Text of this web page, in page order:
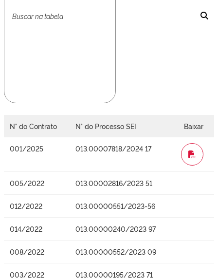
N° do Contrato N° do Processo SEI Baixar
001/2025 013.00007818/2024 17
WORD
005/2022 013.00002816/2023 51
012/2022 013.00000551/2023-56
014/2022 013.00000240/2023 97
008/2022 013.00000552/2023 09
003/2022 013.00000195/2023 71